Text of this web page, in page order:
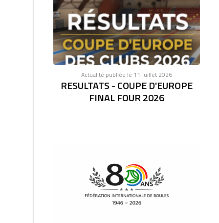
Actualité publiée le 11 Juillet 2026
RESULTATS - COUPE D'EUROPE
FINAL FOUR 2026